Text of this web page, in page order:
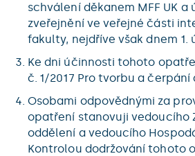
schválení děkanem MFF UK a
zveřejnění ve veřejné části
fakulty, nejdříve však dnem 1.
Ke dni účinnosti tohoto
č. 1/2017 Pro tvorbu a čerpání
Osobami odpovědnými za
opatření stanovuji vedoucího
oddělení a vedoucího
Kontrolou dodržování tohoto